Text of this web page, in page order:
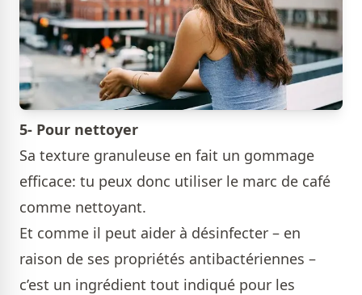
5- Pour nettoyer
Sa texture granuleuse en fait un gommage
efficace: tu peux donc utiliser le marc de café
comme nettoyant.
Et comme il peut aider à désinfecter – en
raison de ses propriétés antibactériennes –
c’est un ingrédient tout indiqué pour les